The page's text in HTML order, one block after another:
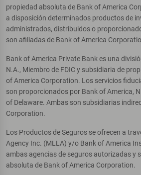
propiedad absoluta de Bank of America
a disposición determinados productos de
administrados, distribuidos o
son afiliadas de Bank of America
Bank of America Private Bank es una
N.A., Miembro de FDIC y subsidiaria de
of America Corporation. Los servicios
son proporcionados por Bank of America,
of Delaware. Ambas son subsidiarias
Corporation.
Los Productos de Seguros se ofrecen a
Agency Inc. (MLLA) y/o Bank of America
ambas agencias de seguros autorizadas y
absoluta de Bank of America Corporation.